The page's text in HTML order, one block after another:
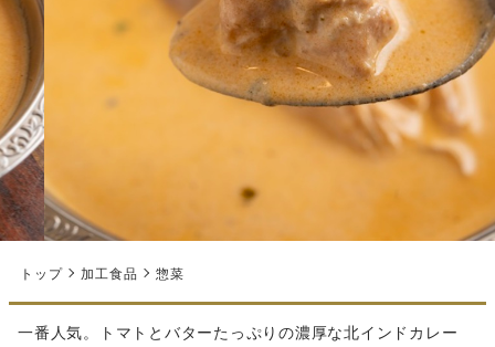
トップ 加工食品 惣菜
一番人気。トマトとバターたっぷりの濃厚な北インドカレー